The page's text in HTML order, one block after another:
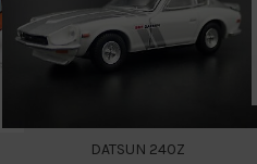
DATSUN 240Z